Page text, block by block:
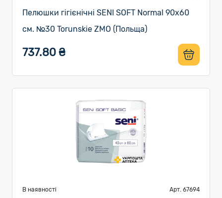
Пелюшки гігієнічні SENI SOFT Normal 90х60
см. №30 Torunskie ZMO (Польща)
737.80 ₴
В наявності Арт. 67694